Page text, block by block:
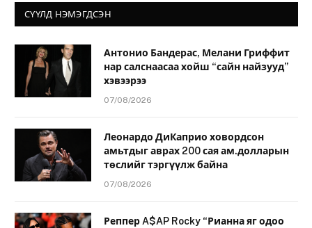
СҮҮЛД НЭМЭГДСЭН
Антонио Бандерас, Мелани Гриффит
нар салснаасаа хойш “сайн найзууд”
хэвээрээ
07/08/2026
Леонардо ДиКаприо ховордсон
амьтдыг аврах 200 сая ам.долларын
төслийг тэргүүлж байна
07/08/2026
Реппер A$AP Rocky “Рианна яг одоо